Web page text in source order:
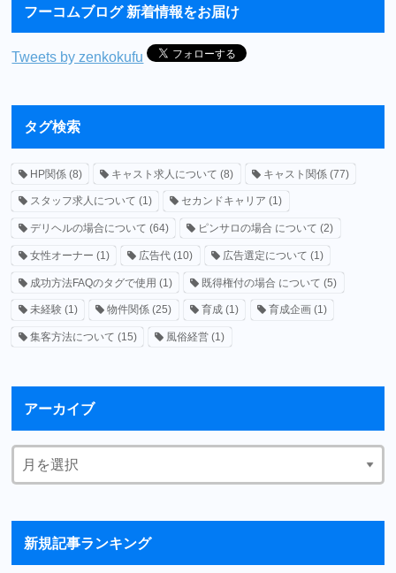
フーコムブログ 新着情報をお届け
Tweets by zenkokufu
タグ検索
HP関係(8) キャスト求人について (8) キャスト関係 (77)
スタッフ求人について (1) セカンドキャリア (1)
デリヘルの場合について (64) ピンサロの場合 について (2)
女性オーナー (1) 広告代 (10) 広告選定について (1)
成功方法FAQのタグで使用 (1) 既得権付の場合 について (5)
未経験(1) 物件関係 (25) 育成 (1) 育成企画(1)
集客方法について (15) 風俗経営 (1)
アーカイブ
新規記事ランキング